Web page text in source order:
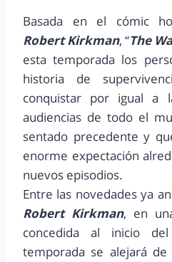
Basada en el cómic
Robert Kirkman, “The
esta temporada los
historia de
conquistar por igual a
audiencias de todo el
sentado precedente y
enorme expectación
nuevos episodios.
Entre las novedades ya
Robert Kirkman, en
concedida al inicio
temporada se alejará